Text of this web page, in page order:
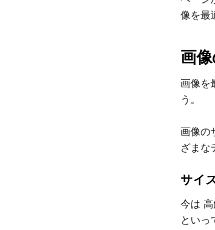
像を最
画
画像を
う。
画像の
ざまな
サイ
今は
といっ